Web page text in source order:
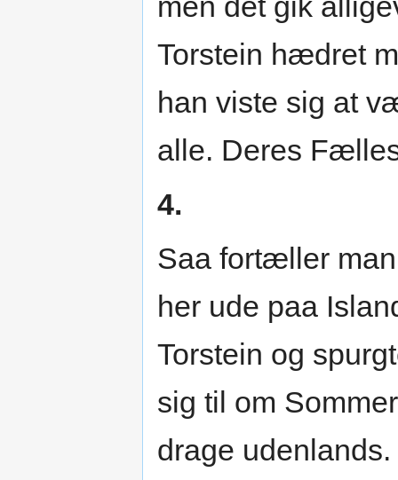
Torstein hædret
han viste sig at
alle. Deres
4.
Saa fortæller
her ude paa
Torstein og
sig til om
drage